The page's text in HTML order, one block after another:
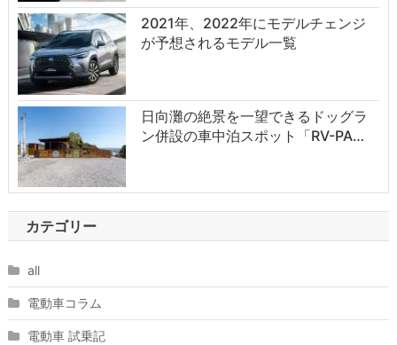
2021年、2022年にモデルチェンジ
が予想されるモデル一覧
日向灘の絶景を一望できるドッグラ
ン併設の車中泊スポット「RV-PA…
カテゴリー
all
電動車コラム
電動車 試乗記